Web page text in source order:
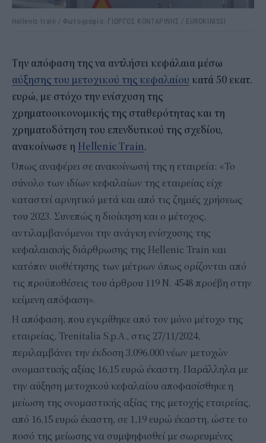
Hellenic train / Φωτογραφία: ΓΙΩΡΓΟΣ ΚΟΝΤΑΡΙΝΗΣ / EUROKINISSI
Την απόφαση της να αντλήσει κεφάλαια μέσω
αύξησης του μετοχικού της κεφαλαίου κατά 50 εκατ.
ευρώ, με στόχο την ενίσχυση της
χρηματοοικονομικής της σταθερότητας και τη
χρηματοδότηση του επενδυτικού της σχεδίου,
ανακοίνωσε η Hellenic Train.
Όπως αναφέρει σε ανακοίνωσή της η εταιρεία: «Το
σύνολο των ιδίων κεφαλαίων της εταιρείας είχε
καταστεί αρνητικό μετά και από τις ζημιές χρήσεως
του 2023. Συνεπώς η διοίκηση και ο μέτοχος,
αντιλαμβανόμενοι την ανάγκη ενίσχυσης της
κεφαλαιακής διάρθρωσης της Hellenic Train και
κατόπιν υιοθέτησης των μέτρων όπως ορίζονται από
τις προϋποθέσεις του άρθρου 119 Ν. 4548 προέβη στην
κείμενη απόφαση».
Η απόφαση, που εγκρίθηκε από τον μόνο μέτοχο της
εταιρείας, Trenitalia S.p.A., στις 27/11/2024,
περιλαμβάνει την έκδοση 3.096.000 νέων μετοχών
ονομαστικής αξίας 16,15 ευρώ έκαστη. Παράλληλα με
την αύξηση μετοχικού κεφαλαίου αποφασίσθηκε η
μείωση της ονομαστικής αξίας της μετοχής εταιρείας,
από 16,15 ευρώ έκαστη, σε 1,19 ευρώ έκαστη, ώστε το
ποσό της μείωσης να συμψηφισθεί με σωρευμένες